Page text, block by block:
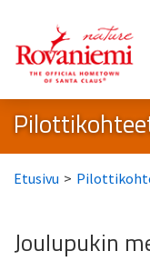
Etusivu >
Joulupukin